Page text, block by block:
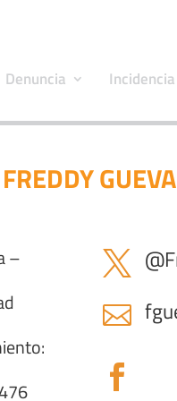
Denuncia Incidencia
– 

